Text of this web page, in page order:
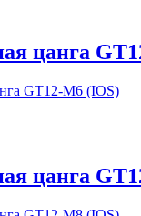
цанга
цанга